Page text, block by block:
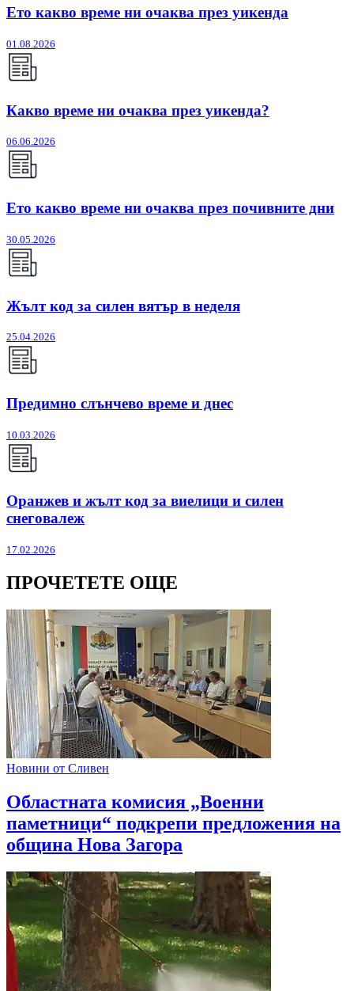
Ето какво време ни очаква през уикенда
01.08.2026
Какво време ни очаква през уикенда?
06.06.2026
Ето какво време ни очаква през почивните дни
30.05.2026
Жълт код за силен вятър в неделя
25.04.2026
Предимно слънчево време и днес
10.03.2026
Оранжев и жълт код за виелици и силен
снеговалеж
17.02.2026
ПРОЧЕТЕТЕ ОЩЕ
Новини от Сливен
Областната комисия „Военни
паметници“ подкрепи предложения на
община Нова Загора